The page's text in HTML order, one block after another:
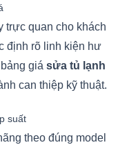
trực quan cho khách
định rõ linh kiện hư
giá sửa tủ lạnh
can thiệp kỹ thuật.
suất
theo đúng model